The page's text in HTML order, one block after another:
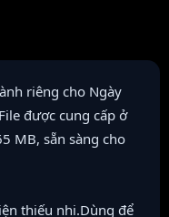
riêng cho Ngày
được cung cấp ở
MB, sẵn sàng cho
thiếu nhi.Dùng để